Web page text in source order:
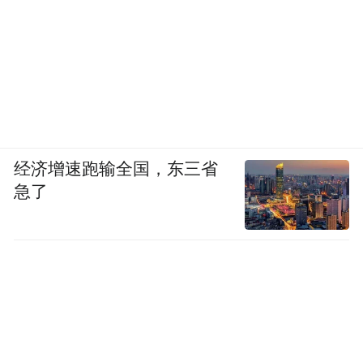
经济增速跑输全国，东三省
急了